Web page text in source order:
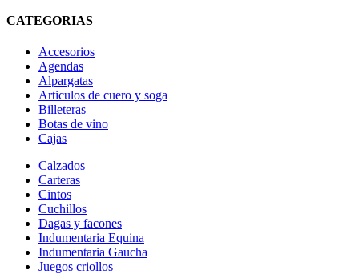
CATEGORIAS
Accesorios
Agendas
Alpargatas
Articulos de cuero y soga
Billeteras
Botas de vino
Cajas
Calzados
Carteras
Cintos
Cuchillos
Dagas y facones
Indumentaria Equina
Indumentaria Gaucha
Juegos criollos